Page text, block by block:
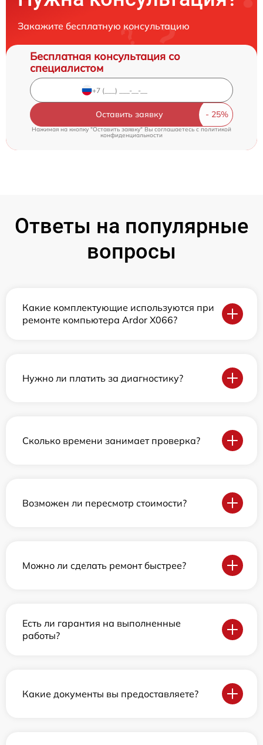
Закажите бесплатную консультацию
Бесплатная консультация со
специалистом
Оставить заявку
Нажимая на кнопку "Оставить заявку" Вы соглашаетесь cполитикой
конфиденциальности
Ответы на популярные
вопросы
Какие комплектующие используются при
ремонте компьютера Ardor X066?
Нужно ли платить за диагностику?
Сколько времени занимает проверка?
Возможен ли пересмотр стоимости?
Можно ли сделать ремонт быстрее?
Есть ли гарантия на выполненные
работы?
Какие документы вы предоставляете?